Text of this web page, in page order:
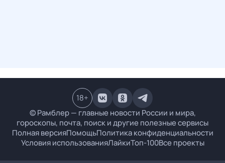
© Рамблер — главные новости России и мира,
гороскопы, почта, поиск и другие полезные сервисы
Полная версияПомощьПолитика конфиденциальности
Условия использованияЛайкиТоп-100Все проекты
18+